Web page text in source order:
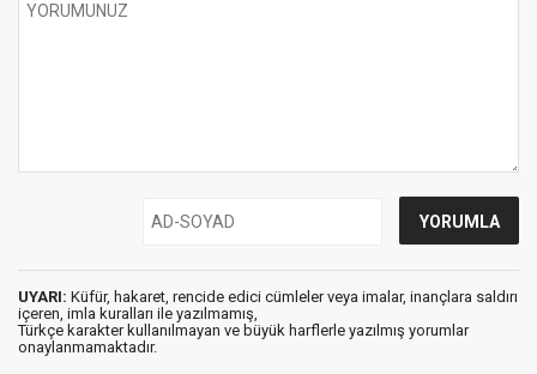
UYARI: Küfür, hakaret, rencide edici cümleler veya imalar, inançlara saldırı
içeren, imla kuralları ile yazılmamış,
Türkçe karakter kullanılmayan ve büyük harflerle yazılmış yorumlar
onaylanmamaktadır.